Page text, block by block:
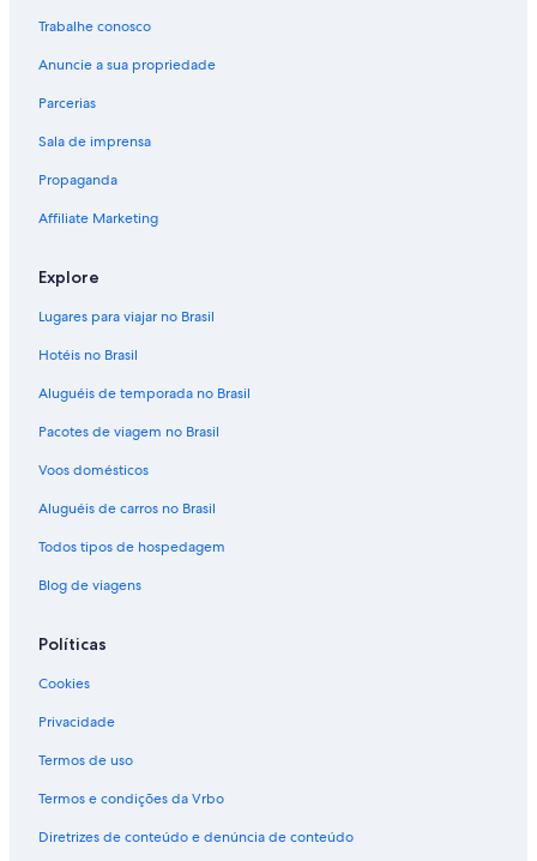
Trabalhe conosco
Anuncie a sua propriedade
Parcerias
Sala de imprensa
Propaganda
Affiliate Marketing
Explore
Lugares para viajar no Brasil
Hotéis no Brasil
Aluguéis de temporada no Brasil
Pacotes de viagem no Brasil
Voos domésticos
Aluguéis de carros no Brasil
Todos tipos de hospedagem
Blog de viagens
Políticas
Cookies
Privacidade
Termos de uso
Termos e condições da Vrbo
Diretrizes de conteúdo e denúncia de conteúdo